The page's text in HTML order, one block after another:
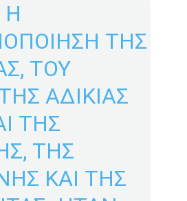
Η
ΤΗΣ
ΤΟΥ
ΑΔΙΚΙΑΣ
ΤΗΣ
ΤΗΣ
ΚΑΙ ΤΗΣ